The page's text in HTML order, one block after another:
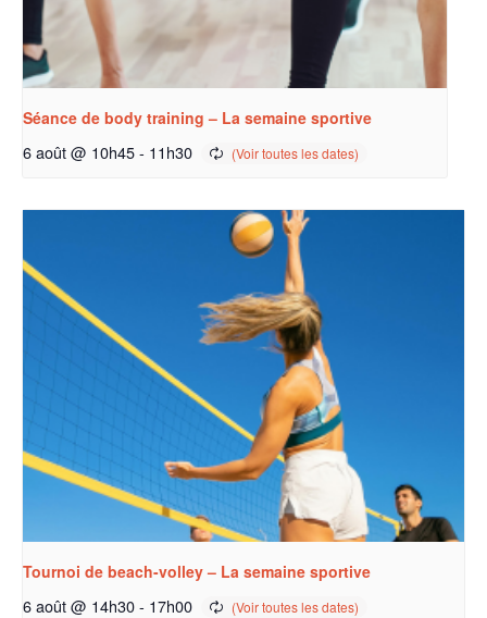
Séance de body training – La semaine sportive
6 août @ 10h45- 11h30
Tournoi de beach-volley – La semaine sportive
6 août @ 14h30- 17h00